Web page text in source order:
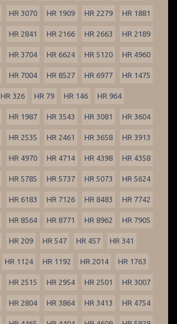
HR 3070 HR 1909 HR 2279 HR 1881
HR 2841 HR 2166 HR 2663 HR 2189
HR 3704 HR 6624 HR 5120 HR 4960
HR 7004 HR 8527 HR 6977 HR 1475
HR 326 HR 79 HR 146 HR 964
HR 1987 HR 3543 HR 3081 HR 3604
HR 2535 HR 2461 HR 3658 HR 3913
HR 4970 HR 4714 HR 4398 HR 4358
HR 5785 HR 5737 HR 5073 HR 5624
HR 6183 HR 7126 HR 8483 HR 7742
HR 8564 HR 8771 HR 8962 HR 7905
HR 209 HR 547 HR 457 HR 341
HR 1124 HR 1192 HR 2014 HR 1763
HR 2515 HR 2954 HR 2501 HR 3007
HR 2804 HR 3864 HR 3413 HR 4754